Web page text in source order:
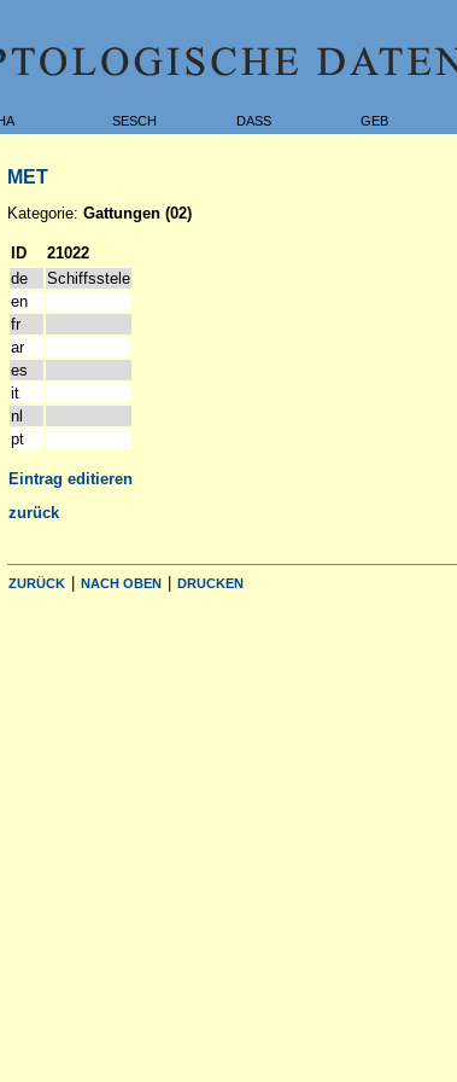
SESCH DASS GEB
MET
Kategorie: Gattungen (02)
ID
21022
de
Schiffsstele
en
fr
ar
es
it
nl
pt
Eintrag editieren
zurück
ZURÜCK | NACH OBEN | DRUCKEN